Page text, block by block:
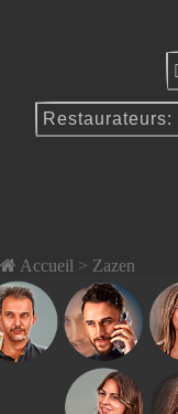
Accueil > Zazen